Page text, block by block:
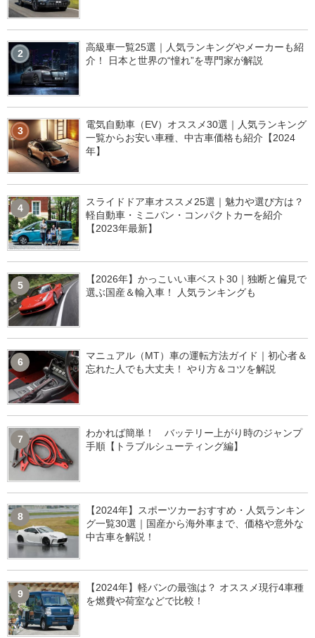
2
高級車一覧25選｜人気ランキングやメーカーも紹
介！ 日本と世界の“憧れ”を専門家が解説
3
電気自動車（EV）オススメ30選｜人気ランキング
一覧からお安い車種、中古車価格も紹介【2024
年】
4
スライドドア車オススメ25選｜魅力や選び方は？
軽自動車・ミニバン・コンパクトカーを紹介
【2023年最新】
5
【2026年】かっこいい車ベスト30｜独断と偏見で
選ぶ国産＆輸入車！ 人気ランキングも
6
マニュアル（MT）車の運転方法ガイド｜初心者＆
忘れた人でも大丈夫！ やり方＆コツを解説
7
わかれば簡単！ バッテリー上がり時のジャンプ
手順【トラブルシューティング編】
8
【2024年】スポーツカーおすすめ・人気ランキン
グ一覧30選｜国産から海外車まで、価格や意外な
中古車を解説！
9
【2024年】軽バンの最強は？ オススメ現行4車種
を燃費や荷室などで比較！